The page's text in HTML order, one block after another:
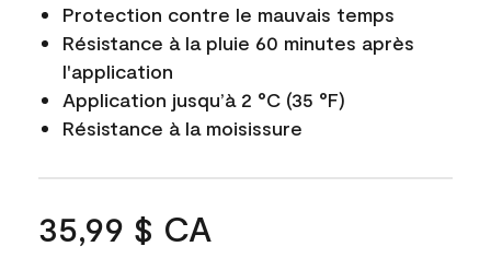
Protection contre le mauvais temps
Résistance à la pluie 60 minutes après
l'application
Application jusqu’à 2 °C (35 °F)
Résistance à la moisissure
35,99 $ CA